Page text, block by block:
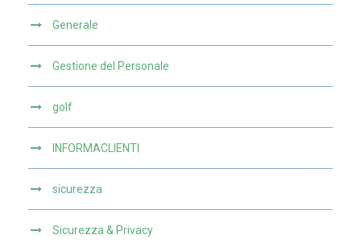
Generale
Gestione del Personale
golf
INFORMACLIENTI
sicurezza
Sicurezza & Privacy